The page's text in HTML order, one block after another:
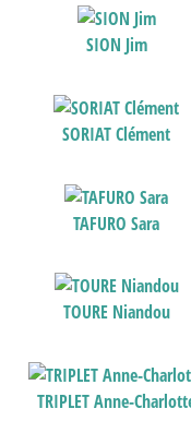
SION Jim
SORIAT Clément
TAFURO Sara
TOURE Niandou
TRIPLET Anne-